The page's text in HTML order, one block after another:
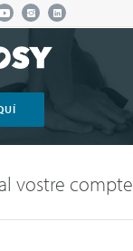
vostre compte